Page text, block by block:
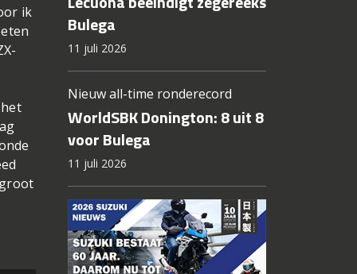
ik
Bulega
11 juli 2026
Nieuw all-time ronderecord
WorldSBK Donington: 8 uit 8
voor Bulega
11 juli 2026